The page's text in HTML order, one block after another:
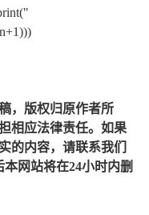
，版权归原作者所
相应法律责任。如果
的内容，请联系我们
本网站将在24小时内删